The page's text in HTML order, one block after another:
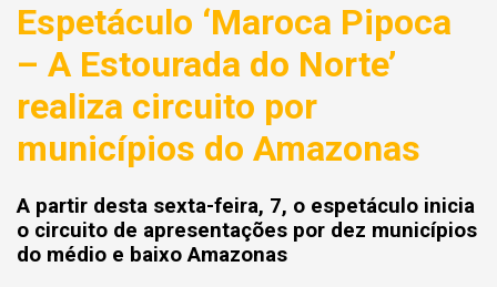
Espetáculo ‘Maroca Pipoca
– A Estourada do Norte’
realiza circuito por
municípios do Amazonas
A partir desta sexta-feira, 7, o espetáculo inicia
o circuito de apresentações por dez municípios
do médio e baixo Amazonas